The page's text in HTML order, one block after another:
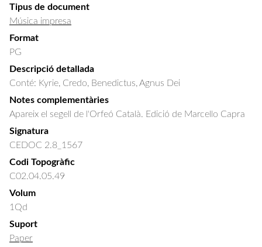
Tipus de document
Música impresa
Format
PG
Descripció detallada
Conté: Kyrie, Credo, Benedictus, Agnus Dei
Notes complementàries
Apareix el segell de l'Orfeó Català. Edició de Marcello Capra
Signatura
CEDOC 2.8_1567
Codi Topogràfic
C02.04.05.49
Volum
1Qd
Suport
Paper